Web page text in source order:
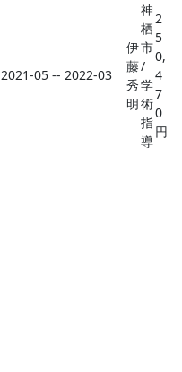
2021-05 -- 2022-03
伊
藤
秀
明
神
栖
市
/
学
術
指
導
2
5
0,
4
7
0
円